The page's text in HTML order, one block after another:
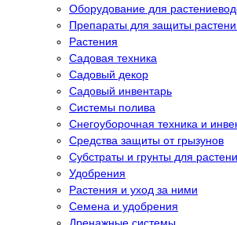
Оборудование для
Препараты для защиты
Растения
Садовая техника
Садовый декор
Садовый инвентарь
Системы полива
Снегоуборочная техника и
Средства защиты от грызунов
Субстраты и грунты для
Удобрения
Растения и уход за ними
Семена и удобрения